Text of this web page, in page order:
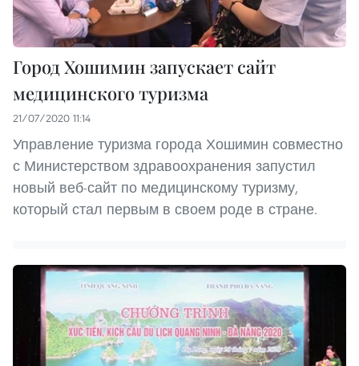
Город Хошимин запускает сайт
медицинского туризма
21/07/2020 11:14
Управление туризма города Хошимин совместно
с Министерством здравоохранения запустил
новый веб-сайт по медицинскому туризму,
который стал первым в своем роде в стране.